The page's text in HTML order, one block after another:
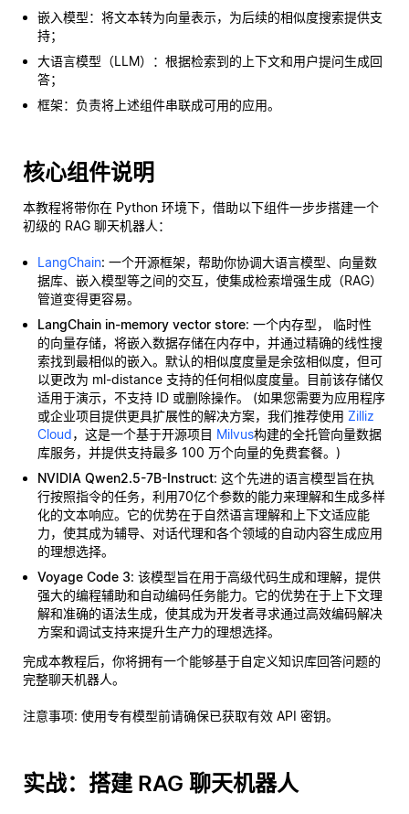
嵌入模型：将文本转为向量表示，为后续的相似度搜索提供支
持；
大语言模型（LLM）：根据检索到的上下文和用户提问生成回
答；
框架：负责将上述组件串联成可用的应用。
核心组件说明
本教程将带你在 Python 环境下，借助以下组件一步步搭建一个
初级的 RAG 聊天机器人：
LangChain: 一个开源框架，帮助你协调大语言模型、向量数
据库、嵌入模型等之间的交互，使集成检索增强生成（RAG）
管道变得更容易。
LangChain in-memory vector store: 一个内存型， 临时性
的向量存储，将嵌入数据存储在内存中，并通过精确的线性搜
索找到最相似的嵌入。默认的相似度度量是余弦相似度，但可
以更改为 ml-distance 支持的任何相似度度量。目前该存储仅
适用于演示，不支持 ID 或删除操作。 (如果您需要为应用程序
或企业项目提供更具扩展性的解决方案，我们推荐使用 Zilliz
Cloud，这是一个基于开源项目 Milvus构建的全托管向量数据
库服务，并提供支持最多 100 万个向量的免费套餐。)
NVIDIA Qwen2.5-7B-Instruct: 这个先进的语言模型旨在执
行按照指令的任务，利用70亿个参数的能力来理解和生成多样
化的文本响应。它的优势在于自然语言理解和上下文适应能
力，使其成为辅导、对话代理和各个领域的自动内容生成应用
的理想选择。
Voyage Code 3: 该模型旨在用于高级代码生成和理解，提供
强大的编程辅助和自动编码任务能力。它的优势在于上下文理
解和准确的语法生成，使其成为开发者寻求通过高效编码解决
方案和调试支持来提升生产力的理想选择。
完成本教程后，你将拥有一个能够基于自定义知识库回答问题的
完整聊天机器人。
注意事项: 使用专有模型前请确保已获取有效 API 密钥。
实战：搭建 RAG 聊天机器人